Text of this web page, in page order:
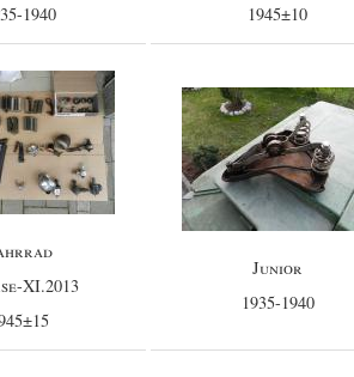
1940
1945±10
XI.2013
Junior
1935-1940